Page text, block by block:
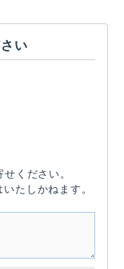
い
ください。
たしかねます。